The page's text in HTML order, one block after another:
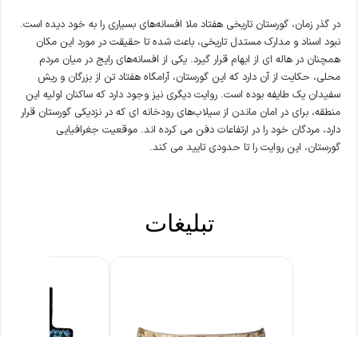
در گذر زمان، گورستان تاریخی هفتاد ملا افسانه‌های بسیاری را به خود دیده است.
نبود اسناد و مدارک مستدل تاریخی، باعث شده تا حقیقت در مورد این مکان
همچنان در هاله ای از ابهام قرار گیرد. یکی از افسانه‌های رایج در میان مردم
محلی، حکایت از آن دارد که این گورستان، آرامگاه هفتاد تن از بزرگان و ریش
سفیدان یک طایفه بوده است. روایت دیگری نیز وجود دارد که ساکنان اولیه این
منطقه، برای در امان ماندن از سیلاب‌های رودخانه ای که در نزدیکی گورستان قرار
دارد، مردگان خود را در ارتفاعات دفن می کرده اند. موقعیت جغرافیایی
گورستان، این روایت را تا حدودی تایید می کند.
تبلیغات